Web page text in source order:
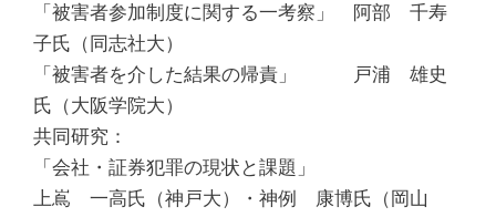
「被害者参加制度に関する一考察」 阿部 千寿
子氏（同志社大）
「被害者を介した結果の帰責」 戸浦 雄史
氏（大阪学院大）
共同研究：
「会社・証券犯罪の現状と課題」
上嶌 一高氏（神戸大）・神例 康博氏（岡山